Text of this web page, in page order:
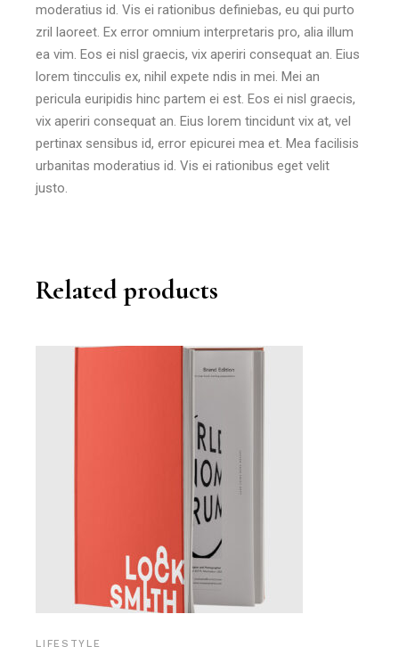
moderatius id. Vis ei rationibus definiebas, eu qui purto
zril laoreet. Ex error omnium interpretaris pro, alia illum
ea vim. Eos ei nisl graecis, vix aperiri consequat an. Eius
lorem tincculis ex, nihil expete ndis in mei. Mei an
pericula euripidis hinc partem ei est. Eos ei nisl graecis,
vix aperiri consequat an. Eius lorem tincidunt vix at, vel
pertinax sensibus id, error epicurei mea et. Mea facilisis
urbanitas moderatius id. Vis ei rationibus eget velit
justo.
Related products
LIFESTYLE